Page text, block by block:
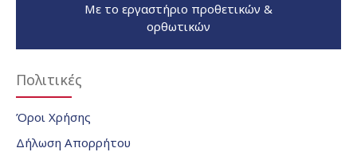
Με το εργαστήριο προθετικών &
ορθωτικών
Πολιτικές
Όροι Χρήσης
Δήλωση Απορρήτου